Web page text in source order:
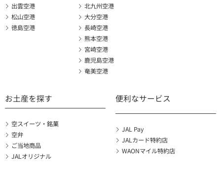
出雲空港
松山空港
徳島空港
北九州空港
大分空港
長崎空港
熊本空港
宮崎空港
鹿児島空港
奄美空港
お土産を探す
空スイーツ・銘菓
空弁
ご当地商品
JALオリジナル
便利なサービス
JAL Pay
JALカード特約店
WAONマイル特約店